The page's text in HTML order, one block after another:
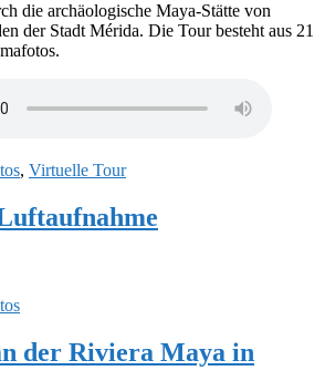
die archäologische Maya-Stätte von
der Stadt Mérida. Die Tour besteht aus 21
, Virtuelle Tour
der Riviera Maya in